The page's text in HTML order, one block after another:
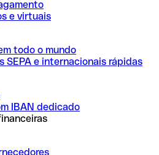
e virtuais
todo o mundo
SEPA e internacionais rápidas
IBAN dedicado